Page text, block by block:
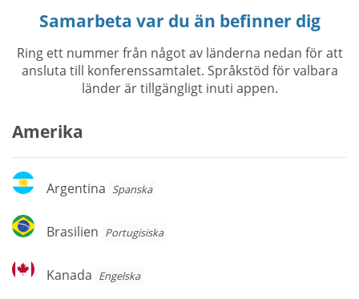
Samarbeta var du än befinner dig
Ring ett nummer från något av länderna nedan för att
ansluta till konferenssamtalet. Språkstöd för valbara
länder är tillgängligt inuti appen.
Amerika
Argentina
Argentina Spanska
Brasilien
Brasilien Portugisiska
Kanada
Kanada Engelska